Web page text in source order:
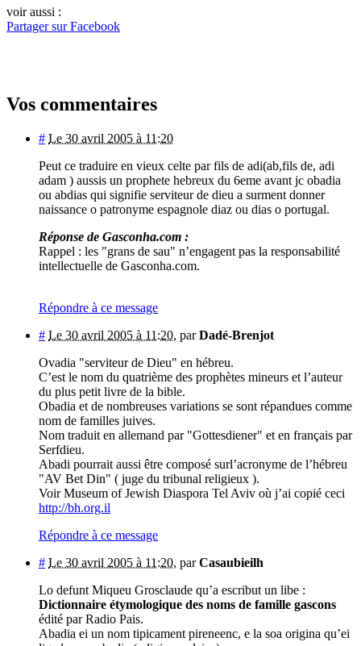
voir aussi :
Partager sur Facebook
Vos commentaires
# Le 30 avril 2005 à 11:20
Peut ce traduire en vieux celte par fils de adi(ab,fils de, adi
adam ) aussis un prophete hebreux du 6eme avant jc obadia
ou abdias qui signifie serviteur de dieu a surment donner
naissance o patronyme espagnole diaz ou dias o portugal.
Réponse de Gasconha.com :
Rappel : les "grans de sau" n’engagent pas la responsabilité
intellectuelle de Gasconha.com.
Répondre à ce message
# Le 30 avril 2005 à 11:20, parDadé-Brenjot
Ovadia "serviteur de Dieu" en hébreu.
C’est le nom du quatrième des prophètes mineurs et l’auteur
du plus petit livre de la bible.
Obadia et de nombreuses variations se sont répandues comme
nom de familles juives.
Nom traduit en allemand par "Gottesdiener" et en français par
Serfdieu.
Abadi pourrait aussi être composé surl’acronyme de l’hébreu
"AV Bet Din" ( juge du tribunal religieux ).
Voir Museum of Jewish Diaspora Tel Aviv où j’ai copié ceci
http://bh.org.il
Répondre à ce message
# Le 30 avril 2005 à 11:20, parCasaubieilh
Lo defunt Miqueu Grosclaude qu’a escribut un libe :
Dictionnaire étymologique des noms de famille gascons
édité par Radio Pais.
Abadia ei un nom tipicament pireneenc, e la soa origina qu’ei